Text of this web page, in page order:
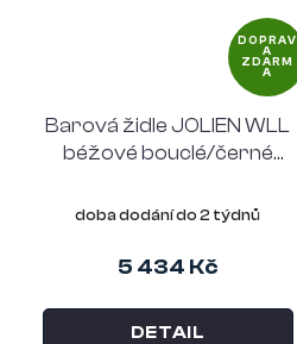
DOPRAV
A
ZDARM
A
Barová židle JOLIEN WLL
béžové bouclé/černé
doba dodání do 2 týdnů
5 434 Kč
DETAIL